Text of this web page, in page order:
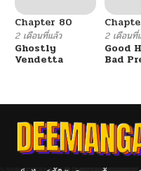
Chapter 80
2 เดือนที่แล้ว
Ghostly
Vendetta
2 เดือนที่
Good
Bad